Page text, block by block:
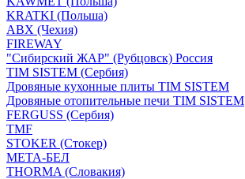
KRATKI (Польша)
ABX (Чехия)
FIREWAY
"Сибирский ЖАР" (Рубцовск) Россия
TIM SISTEM (Сербия)
Дровяные кухонные плиты TIM SISTEM
Дровяные отопительные печи TIM SISTEM
FERGUSS (Сербия)
TMF
STOKER (Стокер)
МЕТА-БЕЛ
THORMA (Словакия)